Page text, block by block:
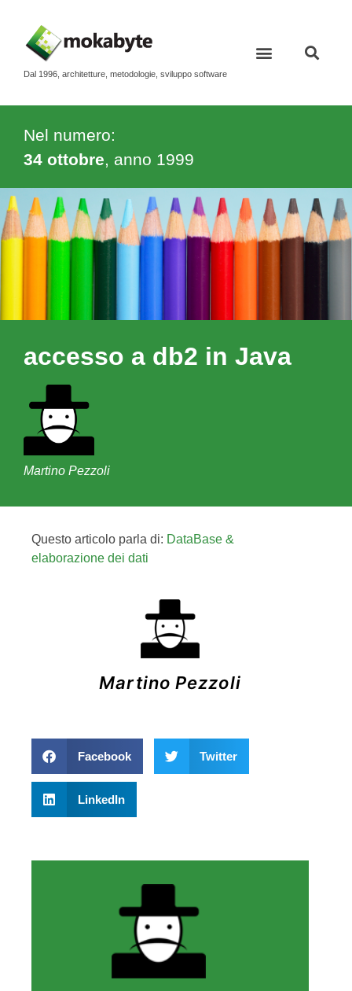
Dal 1996, architetture, metodologie, sviluppo software
Nel numero:
34 ottobre, anno 1999
accesso a db2 in Java
Martino Pezzoli
Questo articolo parla di: DataBase &
elaborazione dei dati
Martino Pezzoli
Facebook Twitter
LinkedIn